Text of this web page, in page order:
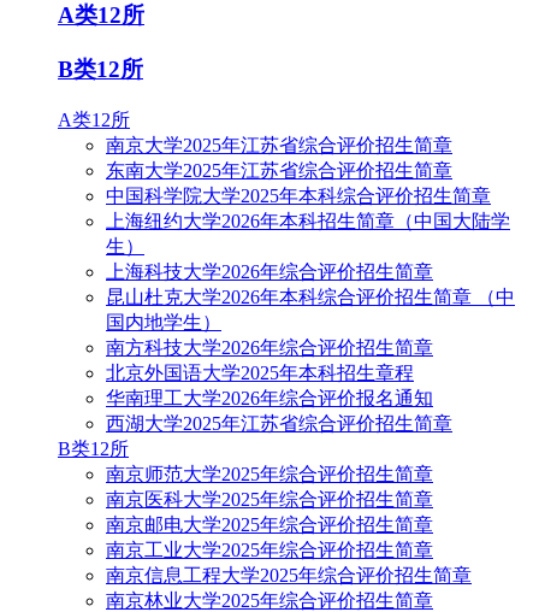
A类12所
B类12所
A类12所
南京大学2025年江苏省综合评价招生简章
东南大学2025年江苏省综合评价招生简章
中国科学院大学2025年本科综合评价招生简章
上海纽约大学2026年本科招生简章（中国大陆学
生）
上海科技大学2026年综合评价招生简章
昆山杜克大学2026年本科综合评价招生简章 （中
国内地学生）
南方科技大学2026年综合评价招生简章
北京外国语大学2025年本科招生章程
华南理工大学2026年综合评价报名通知
西湖大学2025年江苏省综合评价招生简章
B类12所
南京师范大学2025年综合评价招生简章
南京医科大学2025年综合评价招生简章
南京邮电大学2025年综合评价招生简章
南京工业大学2025年综合评价招生简章
南京信息工程大学2025年综合评价招生简章
南京林业大学2025年综合评价招生简章